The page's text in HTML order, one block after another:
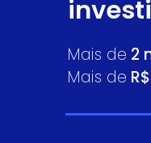
Mais de 2
Mais de